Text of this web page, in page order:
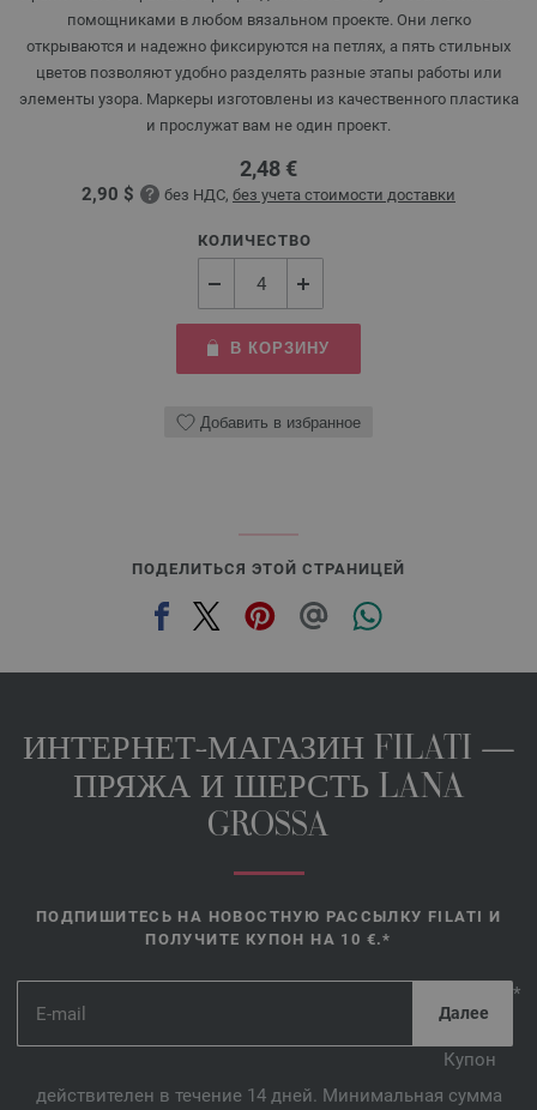
помощниками в любом вязальном проекте. Они легко
открываются и надежно фиксируются на петлях, а пять стильных
цветов позволяют удобно разделять разные этапы работы или
элементы узора. Маркеры изготовлены из качественного пластика
и прослужат вам не один проект.
2,48 €
2,90 $ без НДС, без учета стоимости доставки
КОЛИЧЕСТВО
В КОРЗИНУ
Добавить в избранное
ПОДЕЛИТЬСЯ ЭТОЙ СТРАНИЦЕЙ
ИНТЕРНЕТ-МАГАЗИН FILATI —
ПРЯЖА И ШЕРСТЬ LANA
GROSSA
ПОДПИШИТЕСЬ НА НОВОСТНУЮ РАССЫЛКУ FILATI И
ПОЛУЧИТЕ КУПОН НА 10 €.*
*
Купон
действителен в течение 14 дней. Минимальная сумма